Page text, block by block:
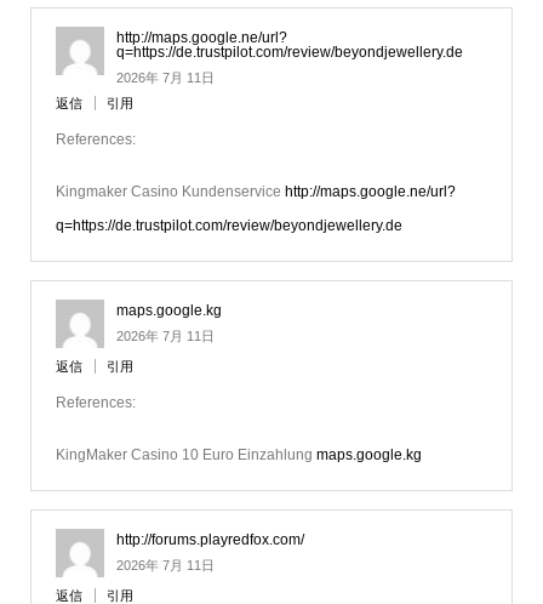
http://maps.google.ne/url?
q=https://de.trustpilot.com/review/beyondjewellery.de
2026年 7月 11日
返信
引用
References:
Kingmaker Casino Kundenservice http://maps.google.ne/url?
q=https://de.trustpilot.com/review/beyondjewellery.de
maps.google.kg
2026年 7月 11日
返信 引用
References:
KingMaker Casino 10 Euro Einzahlung maps.google.kg
http://forums.playredfox.com/
2026年 7月 11日
返信 引用